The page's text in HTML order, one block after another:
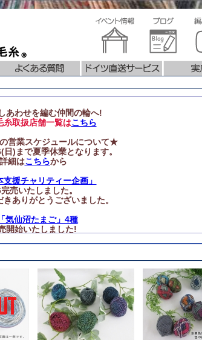
あわせを編む仲間の輪へ!
糸取扱店舗一覧はこちら
営業スケジュールについて★
)まで夏季休業となります。
詳細はこちらから
支援チャリティー企画」
売いたしました。
ありがとうございました。
「気仙沼たまご」4種
開始いたしました!
プロ【編み針】各種
入荷いたしました!
知らせ (2026年7月1日実施)
送につきまして】
配送遅延・出荷停止が発生しています
確認ください※ヤマト運輸お知らせ